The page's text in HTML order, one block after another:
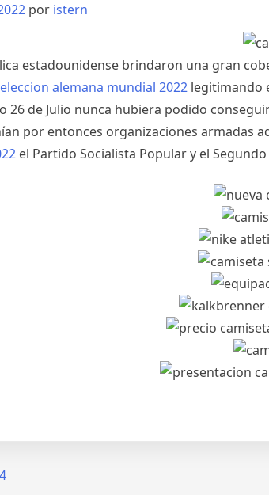
por istern
estadounidense brindaron una gran
alemana mundial 2022 legitimando
26 de Julio nunca hubiera podido
por entonces organizaciones armadas
el Partido Socialista Popular y el